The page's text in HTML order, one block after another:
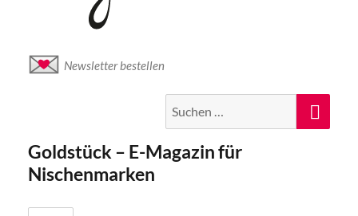
Newsletter bestellen
nach:
Goldstück – E-Magazin für
Nischenmarken